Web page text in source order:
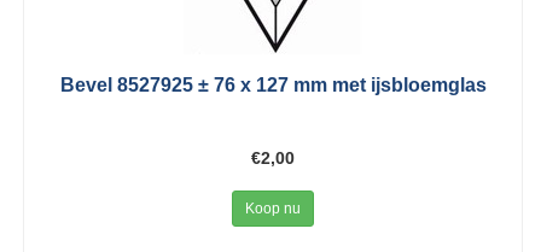
Bevel 8527925 ± 76 x 127 mm met ijsbloemglas
€2,00
Koop nu